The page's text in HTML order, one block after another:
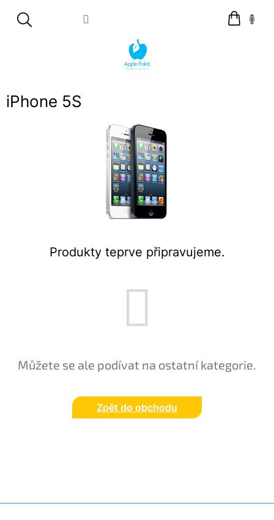
Nákupní
košík
iPhone 5S
Produkty teprve připravujeme.
Můžete se ale podívat na ostatní kategorie.
Zpět do obchodu